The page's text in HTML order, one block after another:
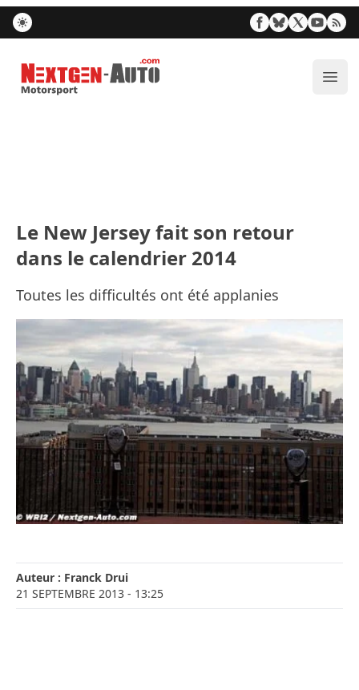
Nextgen-Auto.com
Le New Jersey fait son retour
dans le calendrier 2014
Toutes les difficultés ont été applanies
Auteur : Franck Drui
21 SEPTEMBRE 2013 - 13:25